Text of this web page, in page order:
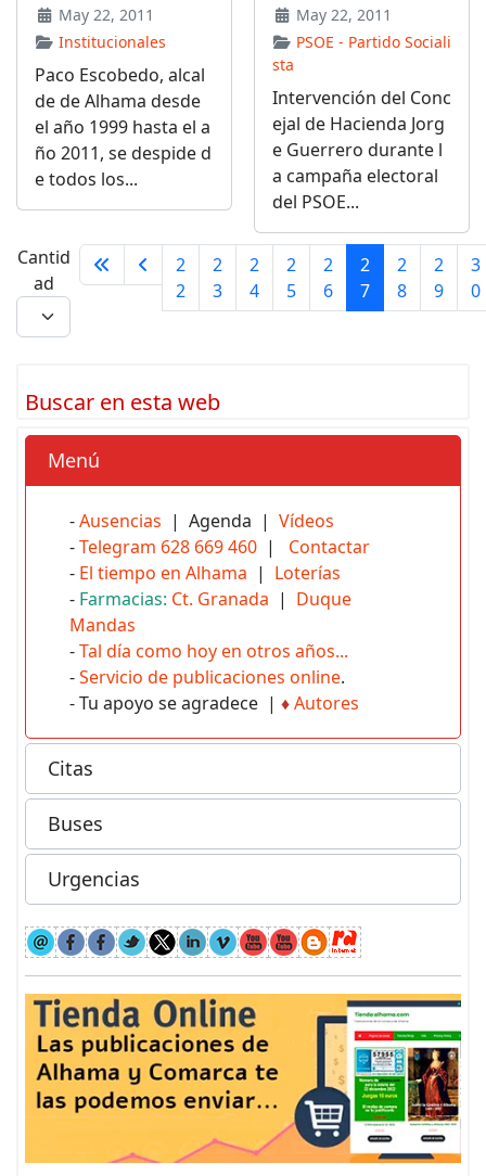
May 22, 2011
Institucionales
Paco Escobedo, alcal
de de Alhama desde
el año 1999 hasta el a
ño 2011, se despide d
e todos los...
May 22, 2011
PSOE - Partido Sociali
sta
Intervención del Conc
ejal de Hacienda Jorg
e Guerrero durante l
a campaña electoral
del PSOE...
Cantid
ad
2
2
2
3
2
4
2
5
2
6
2
7
2
8
2
9
3
0
Buscar en esta web
Menú
-Ausencias | Agenda | Vídeos
-Telegram 628 669 460 | Contactar
- El tiempo en Alhama | Loterías
- Farmacias: Ct. Granada | Duque
Mandas
-Tal día como hoy en otros años...
-Servicio de publicaciones online.
- Tu apoyo se agradece | ♦Autores
Citas
Buses
Urgencias